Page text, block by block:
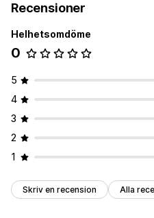
Recensioner
Helhetsomdöme
0
5
4
3
2
1
Skriv en recension Alla